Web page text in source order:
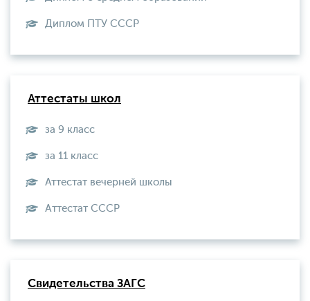
Диплом ПТУ СССР
Аттестаты школ
за 9 класс
за 11 класс
Аттестат вечерней школы
Aттестат СССР
Свидетельства ЗАГС